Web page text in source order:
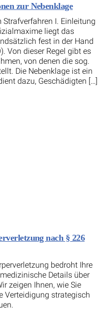
zur Nebenklage
Strafverfahren I. Einleitung
liegt das
fest in der Hand
Von dieser Regel gibt es
von denen die sog.
Die Nebenklage ist ein
dazu, Geschädigten […]
nach § 226
bedroht Ihre
Details über
zeigen Ihnen, wie Sie
Verteidigung strategisch